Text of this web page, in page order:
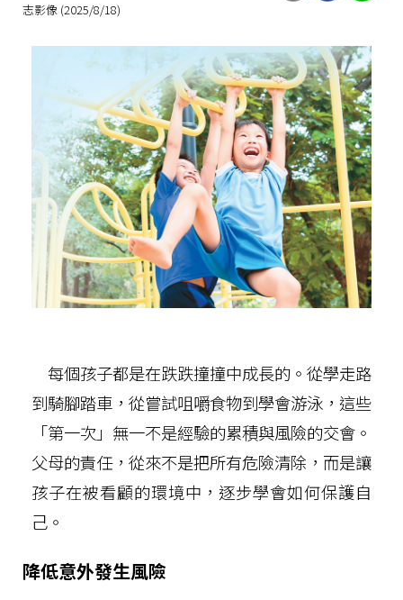
志影像 (2025/8/18)
每個孩子都是在跌跌撞撞中成長的。從學走路
到騎腳踏車，從嘗試咀嚼食物到學會游泳，這些
「第一次」無一不是經驗的累積與風險的交會。
父母的責任，從來不是把所有危險清除，而是讓
孩子在被看顧的環境中，逐步學會如何保護自
己。
降低意外發生風險